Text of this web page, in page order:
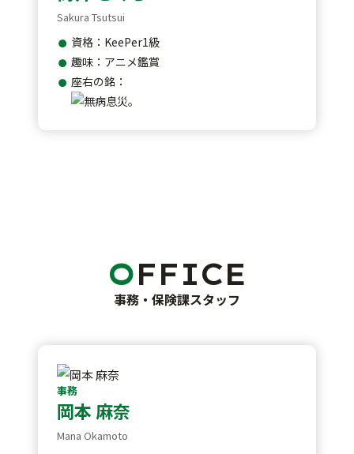
Sakura Tsutsui
資格：KeePer1級
趣味：アニメ鑑賞
座右の銘：
OFFICE
事務・保険課スタッフ
事務
岡本 麻奈
Mana Okamoto